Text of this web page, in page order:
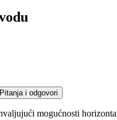
Pitanja i odgovori
mogućnosti